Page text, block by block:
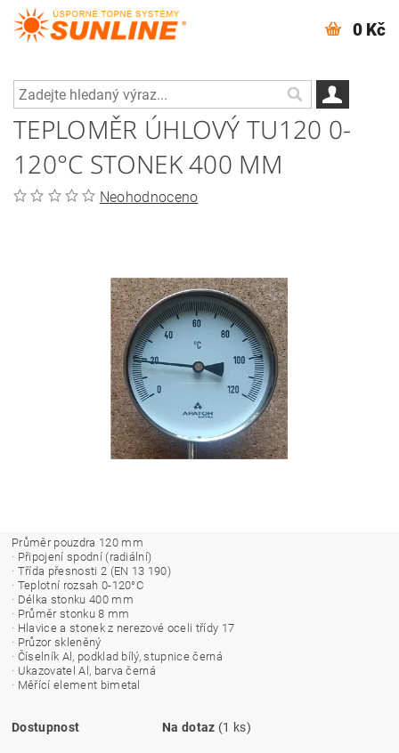
0 Kč
TEPLOMĚR ÚHLOVÝ TU120 0-
120°C STONEK 400 MM
Neohodnoceno
Průměr pouzdra 120 mm
· Připojení spodní (radiální)
· Třída přesnosti 2 (EN 13 190)
· Teplotní rozsah 0-120°C
· Délka stonku 400 mm
· Průměr stonku 8 mm
· Hlavice a stonek z nerezové oceli třídy 17
· Průzor skleněný
· Číselník Al, podklad bílý, stupnice černá
· Ukazovatel Al, barva černá
· Měřící element bimetal
Dostupnost Na dotaz (1 ks)